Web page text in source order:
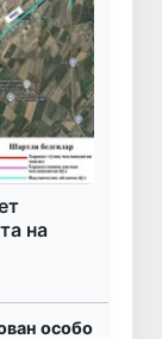
на
особо